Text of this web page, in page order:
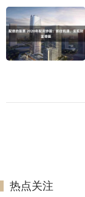
热点关注